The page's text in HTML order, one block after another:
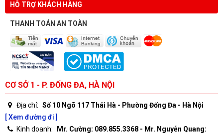
HỖ TRỢ KHÁCH HÀNG
THANH TOÁN AN TOÀN
CƠ SỞ 1 - P. ĐỐNG ĐA, HÀ NỘI
Địa chỉ: Số 10 Ngõ 117 Thái Hà - Phường Đống Đa - Hà Nội
[ Xem đường đi ]
Kinh doanh:
Mr. Cường: 089.855.3368 - Mr. Nguyễn Quang: